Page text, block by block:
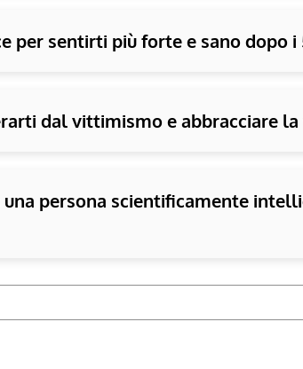
per sentirti più forte e sano dopo i
dal vittimismo e abbracciare
persona scientificamente